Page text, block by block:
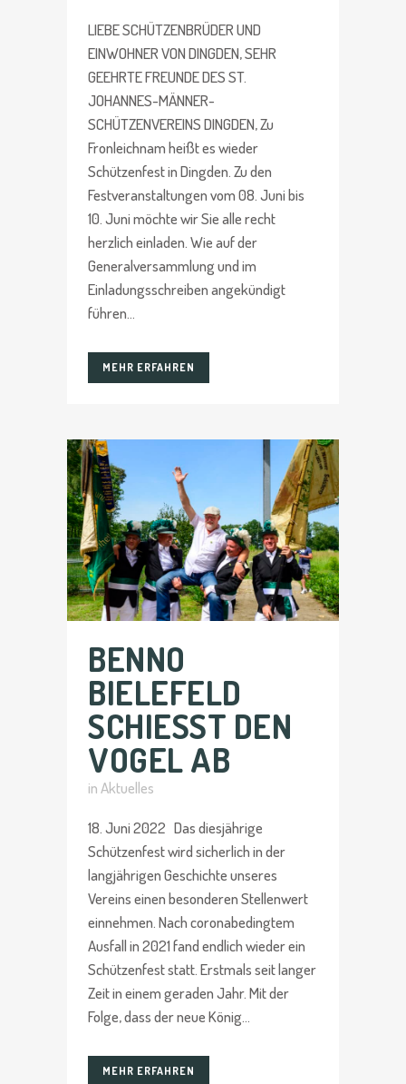
LIEBE SCHÜTZENBRÜDER UND
EINWOHNER VON DINGDEN, SEHR
GEEHRTE FREUNDE DES ST.
JOHANNES-MÄNNER-
SCHÜTZENVEREINS DINGDEN, Zu
Fronleichnam heißt es wieder
Schützenfest in Dingden. Zu den
Festveranstaltungen vom 08. Juni bis
10. Juni möchte wir Sie alle recht
herzlich einladen. Wie auf der
Generalversammlung und im
Einladungsschreiben angekündigt
führen...
MEHR ERFAHREN
BENNO
BIELEFELD
SCHIESST DEN V
OGEL AB
inAktuelles
18. Juni 2022 Das diesjährige
Schützenfest wird sicherlich in der
langjährigen Geschichte unseres
Vereins einen besonderen Stellenwert
einnehmen. Nach coronabedingtem
Ausfall in 2021 fand endlich wieder ein
Schützenfest statt. Erstmals seit langer
Zeit in einem geraden Jahr. Mit der
Folge, dass der neue König...
MEHR ERFAHREN